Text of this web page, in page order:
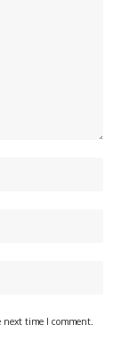
time I comment.